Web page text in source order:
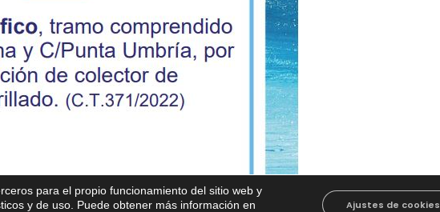
para el propio funcionamiento del sitio web y
y de uso. Puede obtener más información en
Ajustes de cookies